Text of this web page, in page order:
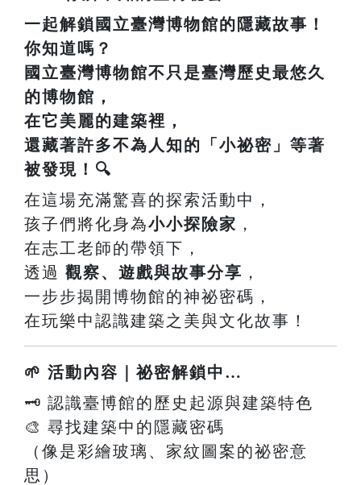
一起解鎖國立臺灣博物館的隱藏故事！
你知道嗎？
國立臺灣博物館不只是臺灣歷史最悠久
的博物館，
在它美麗的建築裡，
還藏著許多不為人知的「小祕密」等著
被發現！🔍
在這場充滿驚喜的探索活動中，
孩子們將化身為小小探險家 ，
在志工老師的帶領下，
透過 觀察、遊戲與故事分享 ，
一步步揭開博物館的神祕密碼，
在玩樂中認識建築之美與文化故事！
🌱 活動內容｜祕密解鎖中…
🗝️ 認識臺博館的歷史起源與建築特色
🎨 尋找建築中的隱藏密碼
（像是彩繪玻璃、家紋圖案的祕密意
思）